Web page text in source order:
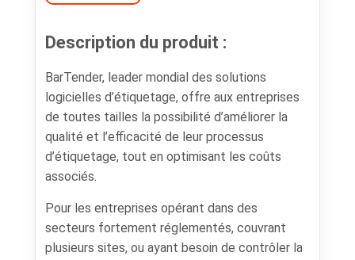
Description du produit :
BarTender, leader mondial des solutions
logicielles d’étiquetage, offre aux entreprises
de toutes tailles la possibilité d’améliorer la
qualité et l’efficacité de leur processus
d’étiquetage, tout en optimisant les coûts
associés.
Pour les entreprises opérant dans des
secteurs fortement réglementés, couvrant
plusieurs sites, ou ayant besoin de contrôler la